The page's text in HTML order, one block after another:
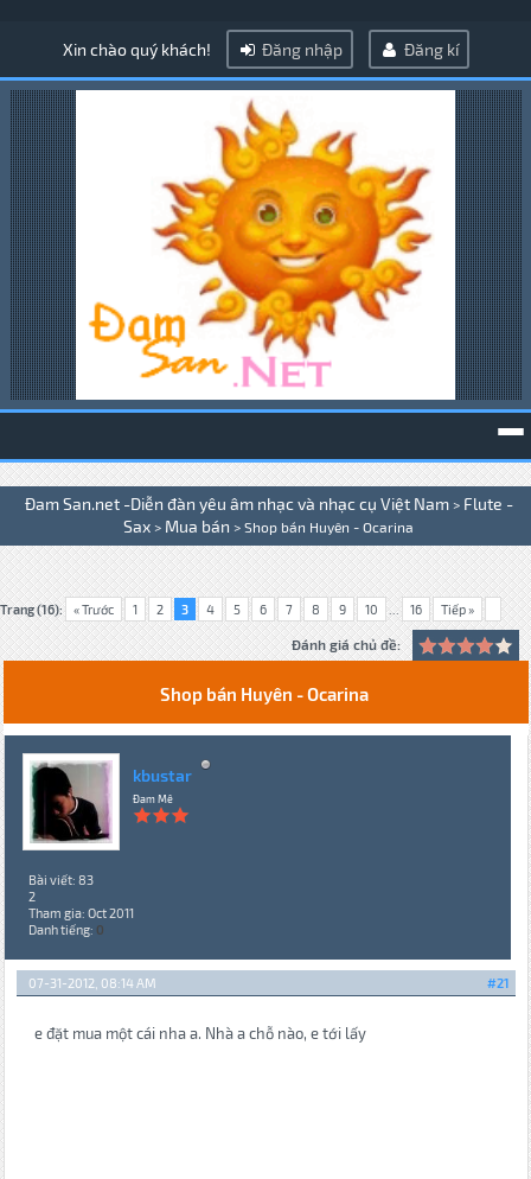
Xin chào quý khách! Đăng nhập Đăng kí
Đam San.net -Diễn đàn yêu âm nhạc và nhạc cụ Việt Nam > Flute -
Sax > Mua bán > Shop bán Huyên - Ocarina
Trang (16): « Trước 1 2 3 4 5 6 7 8 9 10 ... 16 Tiếp »
Đánh giá chủ đề:
Shop bán Huyên - Ocarina
kbustar
Đam Mê
Bài viết: 83
2
Tham gia: Oct 2011
Danh tiếng: 0
#21
07-31-2012, 08:14 AM
e đặt mua một cái nha a. Nhà a chỗ nào, e tới lấy